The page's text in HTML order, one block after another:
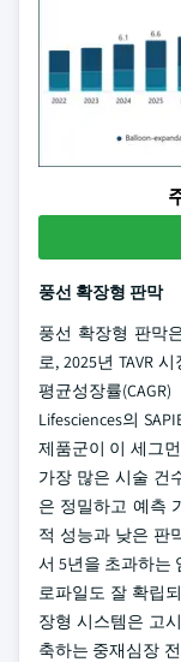
풍선 확장형 판막
풍선 확장형 판막
로, 2025년 TAVR
평균성장률
Lifesciences의
제품군이 이 세그
가장 많은 시술 건
은 정밀하고 예측
적 성능과 낮은 판
서 5년을 초과하는
로파일도 잘 확립
장형 시스템은 고
축하는 중재심장